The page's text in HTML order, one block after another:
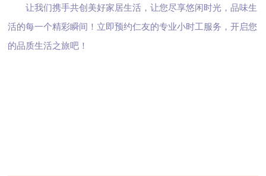
让我们携手共创美好家居生活，让您尽享悠闲时光，品味生
活的每一个精彩瞬间！立即预约仁友的专业小时工服务，开启您
的品质生活之旅吧！